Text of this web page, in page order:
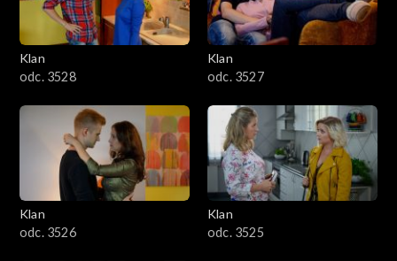
Klan
odc. 3528
Klan
odc. 3527
Klan
odc. 3526
Klan
odc. 3525